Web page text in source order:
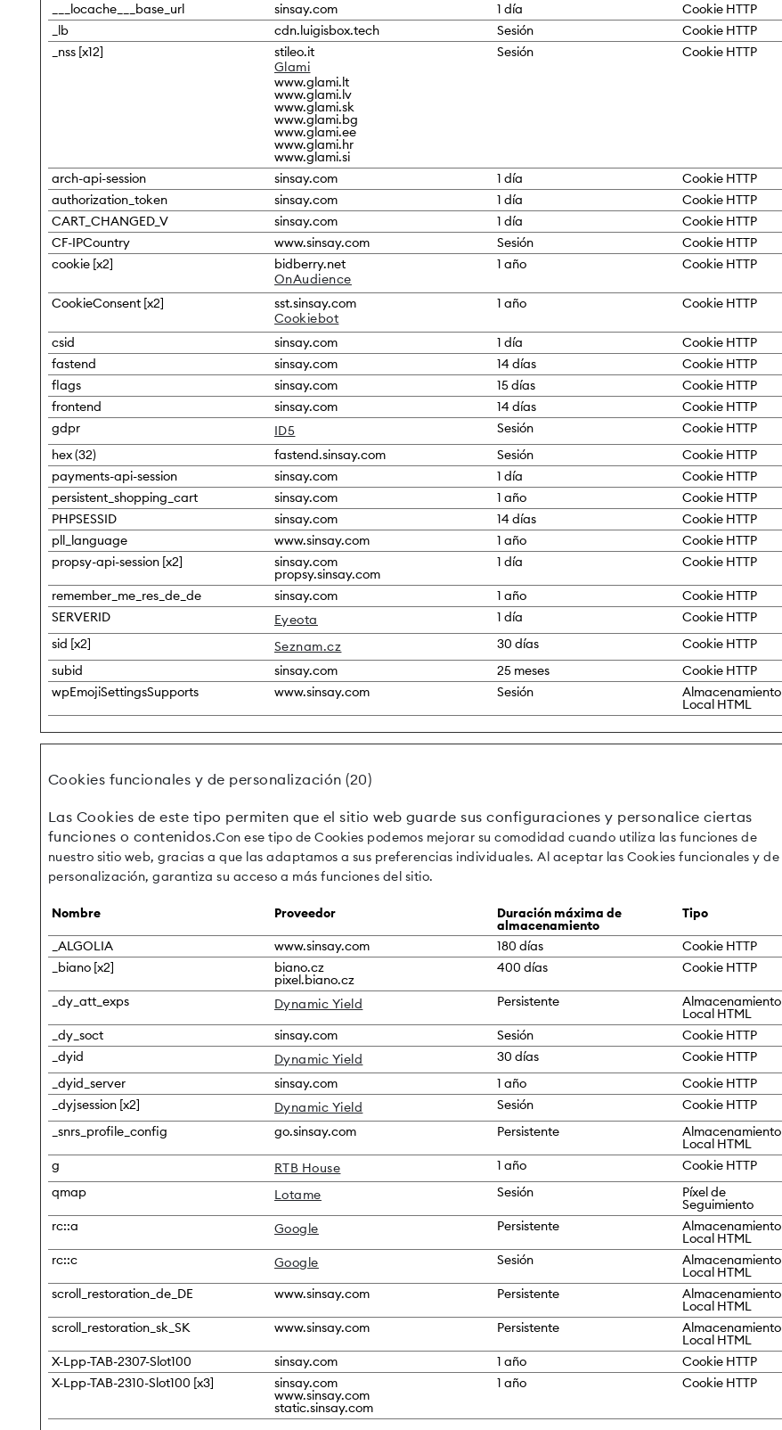
___locache___base_url sinsay.com 1 día
Cookie HTTP
_lb
cdn.luigisbox.tech Sesión
Cookie HTTP
_nss [x12]
stileo.it
Glami
www.glami.lt
www.glami.lv
www.glami.sk
www.glami.bg
www.glami.ee
www.glami.hr
www.glami.si
Sesión Cookie HTTP
arch-api-session sinsay.com 1 día
Cookie HTTP
authorization_token
sinsay.com 1 día
Cookie HTTP
CART_CHANGED_V
sinsay.com 1 día
Cookie HTTP
CF-IPCountry
www.sinsay.com Sesión
Cookie HTTP
cookie [x2]
bidberry.net
OnAudience
1 año Cookie HTTP
CookieConsent [x2]
sst.sinsay.com
Cookiebot
1 año Cookie HTTP
csid sinsay.com 1 día
Cookie HTTP
fastend
sinsay.com 14 días
Cookie HTTP
flags
sinsay.com 15 días
Cookie HTTP
frontend
sinsay.com 14 días
Cookie HTTP
gdpr
ID5 Sesión
Cookie HTTP
hex (32)
fastend.sinsay.com Sesión
Cookie HTTP
payments-api-session
sinsay.com 1 día
Cookie HTTP
persistent_shopping_cart
sinsay.com 1 año
Cookie HTTP
PHPSESSID
sinsay.com 14 días
Cookie HTTP
pll_language
www.sinsay.com 1 año
Cookie HTTP
propsy-api-session [x2]
sinsay.com
propsy.sinsay.com
1 día Cookie HTTP
remember_me_res_de_de sinsay.com 1 año
Cookie HTTP
SERVERID
Eyeota 1 día
Cookie HTTP
sid [x2]
Seznam.cz 30 días
Cookie HTTP
subid
sinsay.com 25 meses
Cookie HTTP
wpEmojiSettingsSupports
www.sinsay.com Sesión Almacenamiento
Local HTML
Cookies funcionales y de personalización (20)
Las Cookies de este tipo permiten que el sitio web guarde sus configuraciones y personalice ciertas
funciones o contenidos.Con ese tipo de Cookies podemos mejorar su comodidad cuando utiliza las funciones de
nuestro sitio web, gracias a que las adaptamos a sus preferencias individuales. Al aceptar las Cookies funcionales y de
personalización, garantiza su acceso a más funciones del sitio.
Nombre Proveedor Duración máxima de
almacenamiento
Tipo
_ALGOLIA www.sinsay.com 180 días
Cookie HTTP
_biano [x2]
biano.cz
pixel.biano.cz
400 días Cookie HTTP
_dy_att_exps Dynamic Yield Persistente Almacenamiento
Local HTML
_dy_soct
sinsay.com Sesión
Cookie HTTP
_dyid
Dynamic Yield 30 días
Cookie HTTP
_dyid_server
sinsay.com 1 año
Cookie HTTP
_dyjsession [x2]
Dynamic Yield Sesión
Cookie HTTP
_snrs_profile_config
go.sinsay.com Persistente Almacenamiento
Local HTML
g
RTB House 1 año
Cookie HTTP
qmap
Lotame Sesión Píxel de
Seguimiento
rc::a
Google Persistente Almacenamiento
Local HTML
rc::c
Google Sesión Almacenamiento
Local HTML
scroll_restoration_de_DE
www.sinsay.com Persistente Almacenamiento
Local HTML
scroll_restoration_sk_SK
www.sinsay.com Persistente Almacenamiento
Local HTML
X-Lpp-TAB-2307-Slot100
sinsay.com 1 año
Cookie HTTP
X-Lpp-TAB-2310-Slot100 [x3]
sinsay.com
www.sinsay.com
static.sinsay.com
1 año Cookie HTTP